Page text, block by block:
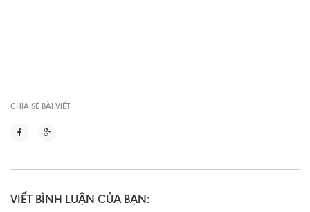
CHIA SẼ BÀI VIẾT
VIẾT BÌNH LUẬN CỦA BẠN: